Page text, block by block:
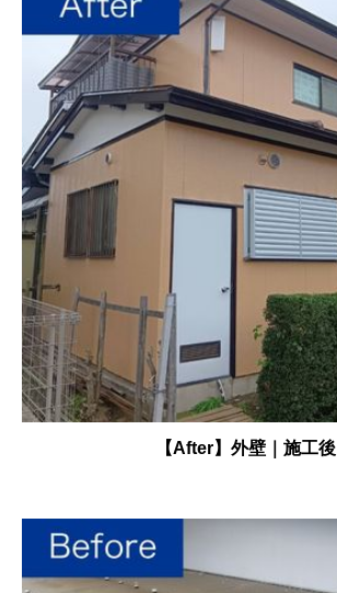
【After】外壁｜施工後